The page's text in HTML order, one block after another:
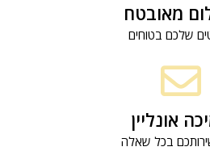
מאובטח
שלכם בטוחים
אונליין
בכל שאלה